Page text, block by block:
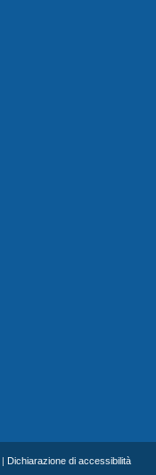
Dichiarazione di accessibilità